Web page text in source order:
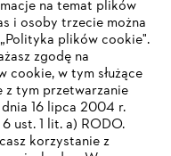
NIE JEST
na temat plików
i osoby trzecie można
plików cookie".
zgodę na
w tym służące
z tym przetwarzanie
16 lipca 2004 r.
ust. 1 lit. a) RODO.
korzystanie z